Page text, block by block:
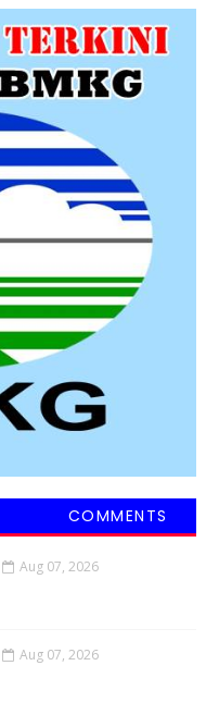
COMMENTS
Aug 07, 2026
Aug 07, 2026